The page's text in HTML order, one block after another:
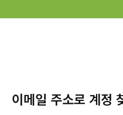
이메일 주소로 계정